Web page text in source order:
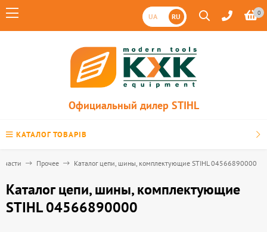
UA RU 0
Официальный дилер STIHL
КАТАЛОГ ТОВАРІВ
Прочее Каталог цепи, шины, комплектующие STIHL 04566890000
Каталог цепи, шины, комплектующие
STIHL 04566890000